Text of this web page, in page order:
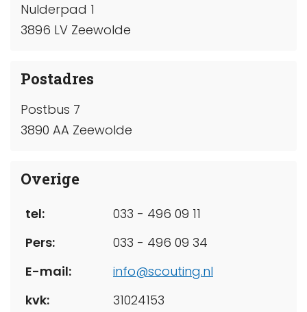
Nulderpad 1
3896 LV Zeewolde
Postadres
Postbus 7
3890 AA Zeewolde
Overige
tel:
033 - 496 09 11
Pers:
033 - 496 09 34
E-mail:
info@scouting.nl
kvk:
31024153